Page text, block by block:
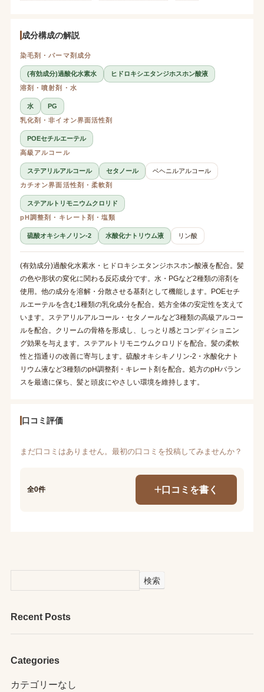
成分構成の解説
染毛剤・パーマ剤成分
(有効成分)過酸化水素水
ヒドロキシエタンジホスホン酸液
溶剤・噴射剤・水
水
PG
乳化剤・非イオン界面活性剤
POEセチルエーテル
高級アルコール
ステアリルアルコール セタノール
ベヘニルアルコール
カチオン界面活性剤・柔軟剤
ステアルトリモニウムクロリド
pH調整剤・キレート剤・塩類
硫酸オキシキノリン-2 水酸化ナトリウム液 リン酸
(有効成分)過酸化水素水・ヒドロキシエタンジホスホン酸液を配合。髪
の色や形状の変化に関わる反応成分です。水・PGなど2種類の溶剤を
使用。他の成分を溶解・分散させる基剤として機能します。POEセチ
ルエーテルを含む1種類の乳化成分を配合。処方全体の安定性を支えて
います。ステアリルアルコール・セタノールなど3種類の高級アルコー
ルを配合。クリームの骨格を形成し、しっとり感とコンディショニン
グ効果を与えます。ステアルトリモニウムクロリドを配合。髪の柔軟
性と指通りの改善に寄与します。硫酸オキシキノリン-2・水酸化ナト
リウム液など3種類のpH調整剤・キレート剤を配合。処方のpHバラン
スを最適に保ち、髪と頭皮にやさしい環境を維持します。
口コミ評価
まだ口コミはありません。最初の口コミを投稿してみませんか？
全0件 口コミを書く
検索
Recent Posts
Categories
カテゴリーなし